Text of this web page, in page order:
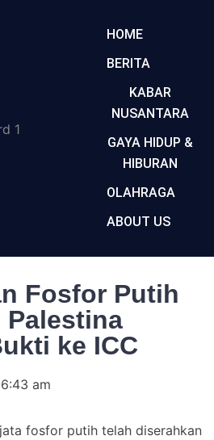
HOME
BERITA
KABAR
NUSANTARA
GAYA HIDUP &
HIBURAN
OLAHRAGA
ABOUT US
Fosfor Putih
Palestina
ke ICC
6:43 am
fosfor putih telah diserahkan